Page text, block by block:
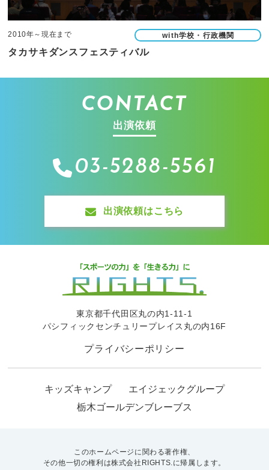
2010年～現在まで with学校・行政機関
タカサキダンスフェスティバル
CONTACT
出演依頼
03-5288-5561
出演依頼はこちら
東京都千代田区丸の内1-11-1
パシフィックセンチュリープレイス丸の内16F
プライバシーポリシー
キッズキャンプ
エイジェックグループ
栃木ゴールデンブレーブス
このホームページに関わる著作権、
その他一切の権利は株式会社RIGHTS.に帰属します。